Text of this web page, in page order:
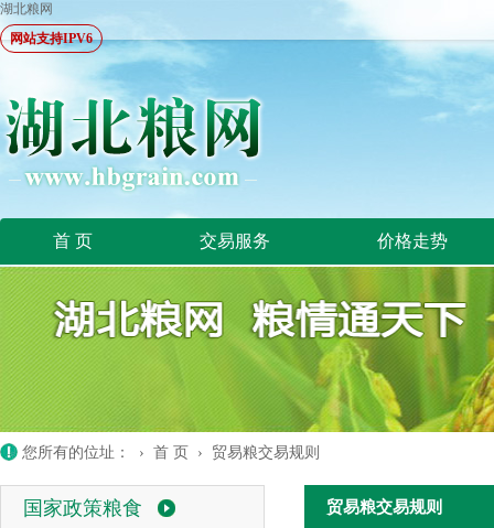
湖北粮网
网站支持IPV6
首 页 交易服务 价格走势
您所有的位址： › 首 页 › 贸易粮交易规则
国家政策粮食 贸易粮交易规则